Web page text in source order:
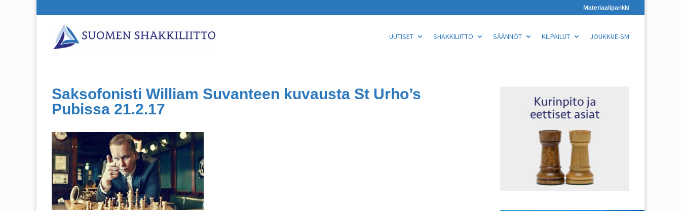
Materiaalipankki
UUTISET SHAKKILIITTO SÄÄNNÖT KILPAILUT JOUKKUE-SM
Saksofonisti William Suvanteen kuvausta St Urho’s
Pubissa 21.2.17